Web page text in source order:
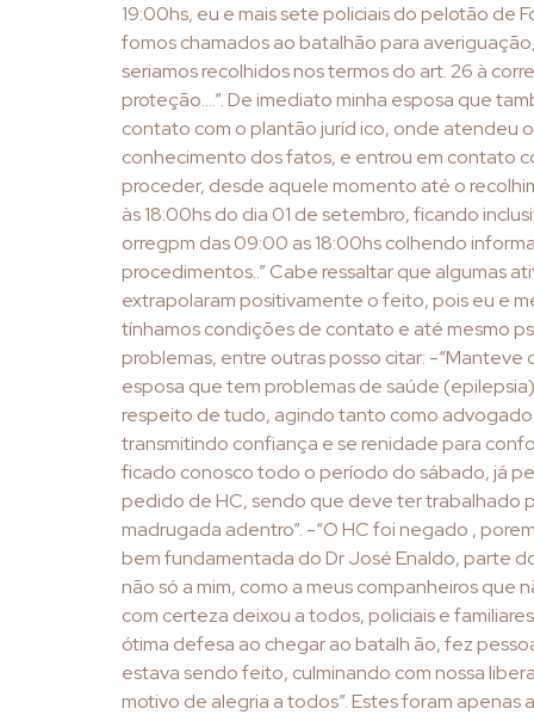
19:00hs, eu e mais sete policiais do pelotão de
fomos chamados ao batalhão para
seriamos recolhidos nos termos do art. 26 à
proteção….”. De imediato minha esposa que
contato com o plantão juríd ico, onde atendeu
conhecimento dos fatos, e entrou em contato
proceder, desde aquele momento até o
às 18:00hs do dia 01 de setembro, ficando
orregpm das 09:00 as 18:00hs colhendo
procedimentos..” Cabe ressaltar que algumas
extrapolaram positivamente o feito, pois eu e
tínhamos condições de contato e até mesmo
problemas, entre outras posso citar: -
esposa que tem problemas de saúde
respeito de tudo, agindo tanto como
transmitindo confiança e se renidade para
ficado conosco todo o período do sábado, já
pedido de HC, sendo que deve ter trabalhado
madrugada adentro”. -“O HC foi negado ,
bem fundamentada do Dr José Enaldo, parte
não só a mim, como a meus companheiros que
com certeza deixou a todos, policiais e
ótima defesa ao chegar ao batalh ão, fez
estava sendo feito, culminando com nossa
motivo de alegria a todos”. Estes foram